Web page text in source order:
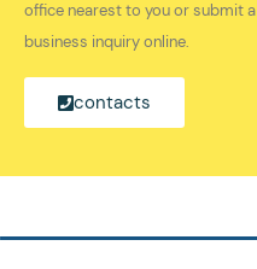
office nearest to you or submit a
business inquiry online.
contacts